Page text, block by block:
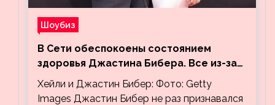
Шоубиз
В Сети обеспокоены состоянием
здоровья Джастина Бибера. Все из-за
видео, на котором его успокаивает
Хейли
Хейли и Джастин Бибер: Фото: Getty
Images Джастин Бибер не раз признавался